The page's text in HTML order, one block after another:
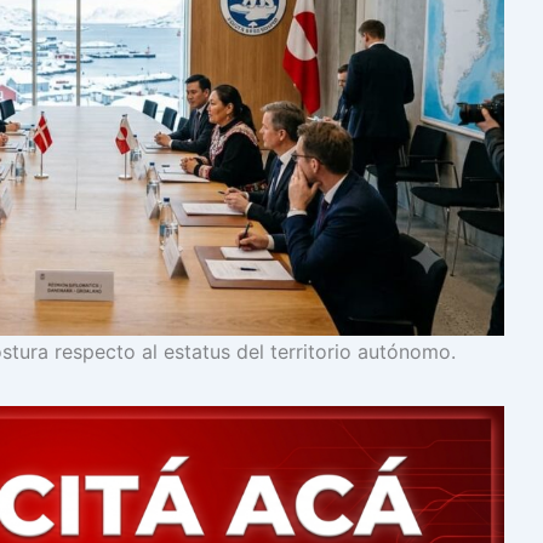
respecto al estatus del territorio autónomo.